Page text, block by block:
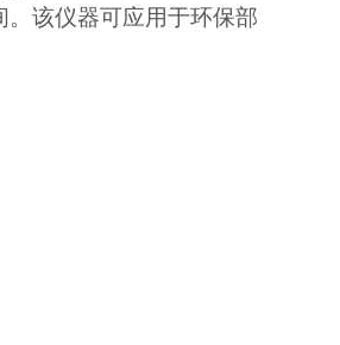
该仪器可应用于环保部